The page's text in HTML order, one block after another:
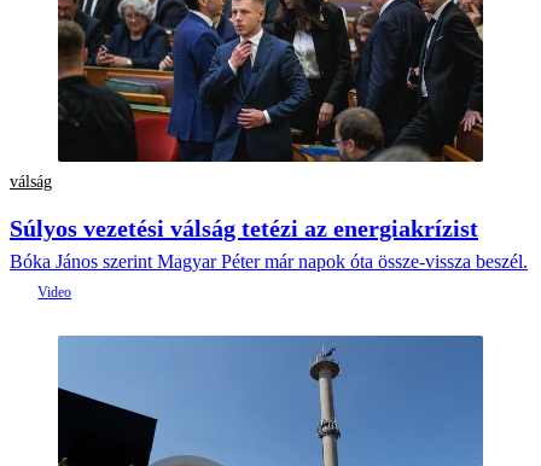
válság
Súlyos vezetési válság tetézi az energiakrízist
Bóka János szerint Magyar Péter már napok óta össze-vissza beszél.